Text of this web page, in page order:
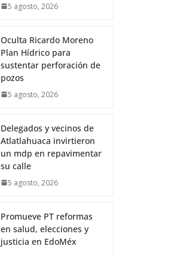
5 agosto, 2026
Oculta Ricardo Moreno
Plan Hídrico para
sustentar perforación de
pozos
5 agosto, 2026
Delegados y vecinos de
Atlatlahuaca invirtieron
un mdp en repavimentar
su calle
5 agosto, 2026
Promueve PT reformas
en salud, elecciones y
justicia en EdoMéx